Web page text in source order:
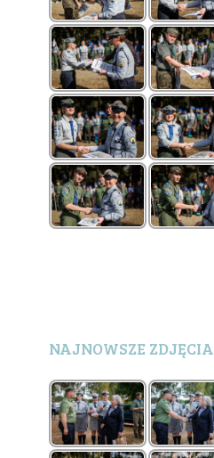
NAJNOWSZE ZDJĘCIA